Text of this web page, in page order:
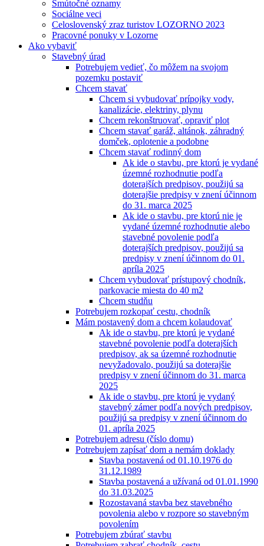
Smútočné oznamy
Sociálne veci
Celoslovenský zraz turistov LOZORNO 2023
Pracovné ponuky v Lozorne
Ako vybaviť
Stavebný úrad
Potrebujem vedieť, čo môžem na svojom
pozemku postaviť
Chcem stavať
Chcem si vybudovať prípojky vody,
kanalizácie, elektriny, plynu
Chcem rekonštruovať, opraviť plot
Chcem stavať garáž, altánok, záhradný
domček, oplotenie a podobne
Chcem stavať rodinný dom
Ak ide o stavbu, pre ktorú je vydané
územné rozhodnutie podľa
doterajších predpisov, použijú sa
doterajšie predpisy v znení účinnom
do 31. marca 2025
Ak ide o stavbu, pre ktorú nie je
vydané územné rozhodnutie alebo
stavebné povolenie podľa
doterajších predpisov, použijú sa
predpisy v znení účinnom do 01.
apríla 2025
Chcem vybudovať prístupový chodník,
parkovacie miesta do 40 m2
Chcem studňu
Potrebujem rozkopať cestu, chodník
Mám postavený dom a chcem kolaudovať
Ak ide o stavbu, pre ktorú je vydané
stavebné povolenie podľa doterajších
predpisov, ak sa územné rozhodnutie
nevyžadovalo, použijú sa doterajšie
predpisy v znení účinnom do 31. marca
2025
Ak ide o stavbu, pre ktorú je vydaný
stavebný zámer podľa nových predpisov,
použijú sa predpisy v znení účinnom do
01. apríla 2025
Potrebujem adresu (číslo domu)
Potrebujem zapísať dom a nemám doklady
Stavba postavená od 01.10.1976 do
31.12.1989
Stavba postavená a užívaná od 01.01.1990
do 31.03.2025
Rozostavaná stavba bez stavebného
povolenia alebo v rozpore so stavebným
povolením
Potrebujem zbúrať stavbu